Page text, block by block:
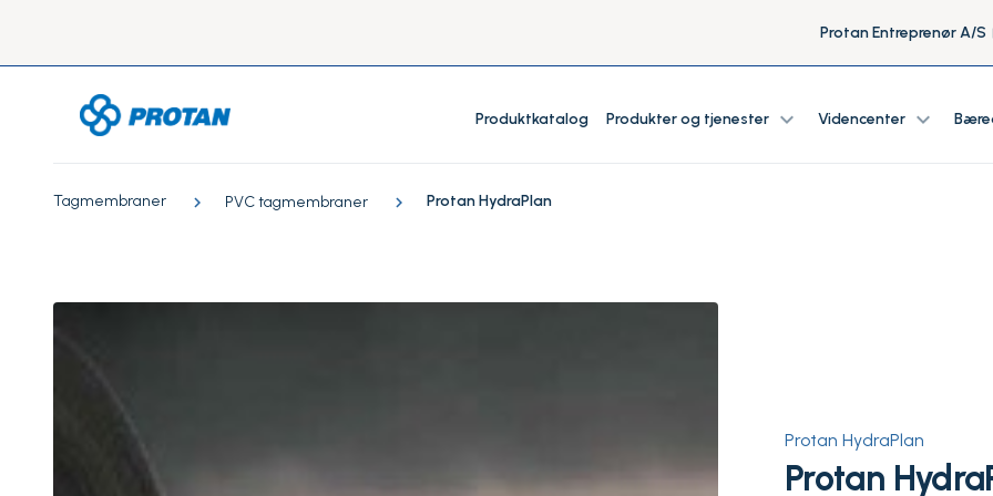
Protan Entreprenør A/S
Produktkatalog Produkter og tjenester expand_more Videncenter expand_more
Tagmembraner PVC tagmembraner Protan HydraPlan
Protan HydraPlan
Protan